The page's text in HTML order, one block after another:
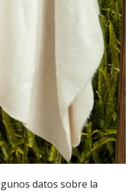
datos sobre la